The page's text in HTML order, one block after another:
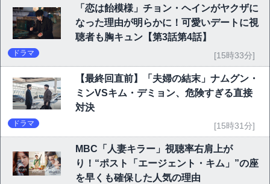
「恋は飴模様」チョン・ヘインがヤクザに
なった理由が明らかに！可愛いデートに視
聴者も胸キュン【第3話第4話】
ドラマ [15時33分]
【最終回直前】「夫婦の結末」ナムグン・
ミンVSキム・デミョン、危険すぎる直接
対決
ドラマ [15時31分]
MBC「人妻キラー」視聴率右肩上が
り！“ポスト「エージェント・キム」”の座
を早くも確保した人気の理由